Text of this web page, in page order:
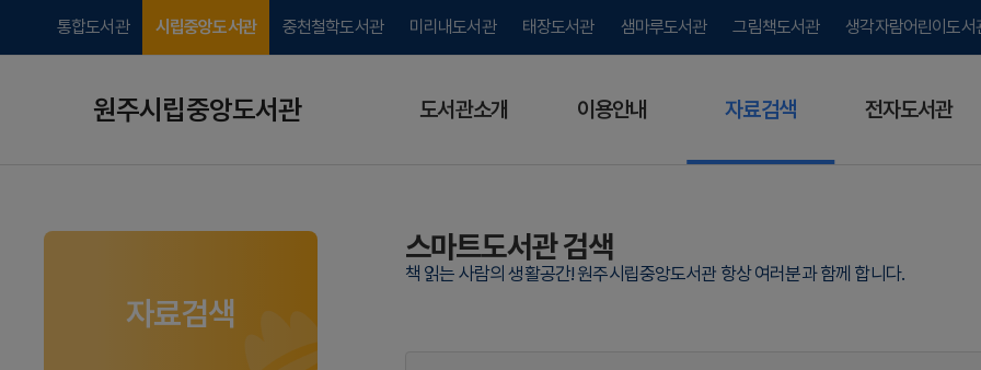
원주시립중앙도서관
통합도서관 시립중앙도서관 중천철학도서관 미리내도서관 태장도서관 샘마루도서관 그림책도서관 생각자람어린이도서
도서관소개 이용안내 자료검색 전자도서관
자료검색
스마트도서관 검색
책 읽는 사람의 생활공간! 원주시립중앙도서관 항상 여러분과 함께 합니다.